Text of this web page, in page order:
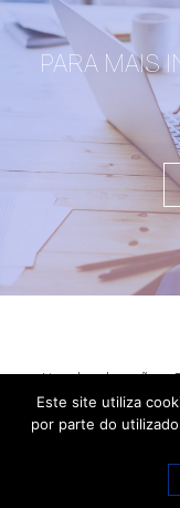
PARA MAIS
Livro de reclamações
Este site utiliza
por parte do